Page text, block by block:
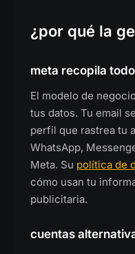
¿por qué la
meta recopila todo
El modelo de
tus datos. Tu email
perfil que rastrea tu
WhatsApp,
Meta. Su política de
cómo usan tu
publicitaria.
cuentas